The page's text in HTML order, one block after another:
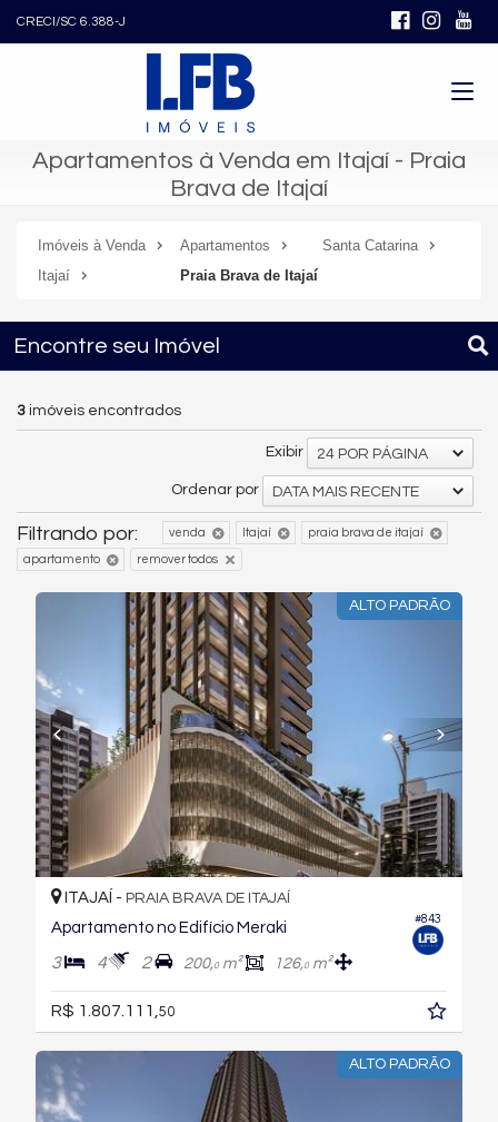
CRECI/SC 6.388-J
Apartamentos à Venda em Itajaí - Praia
Brava de Itajaí
Imóveis à Venda Apartamentos
Santa Catarina
Itajaí
Praia Brava de Itajaí
Encontre seu Imóvel
3 imóveis encontrados
Exibir 24 POR PÁGINA
Ordenar por DATA MAIS RECENTE
Filtrando por: venda Itajaí praia brava de itajaí
apartamento remover todos
ALTO PADRÃO
#843
ITAJAÍ - PRAIA BRAVA DE ITAJAÍ
Apartamento no Edifício Meraki
3 4 2 200,0m² 126,0m²
R$ 1.807.111, 50
ALTO PADRÃO